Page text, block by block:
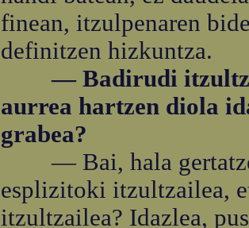
finean, itzulpenaren
definitzen hizkuntza.
— Badirudi
aurrea hartzen diola
grabea?
— Bai, hala gertatzen
esplizitoki itzultzailea,
itzultzailea? Idazlea,